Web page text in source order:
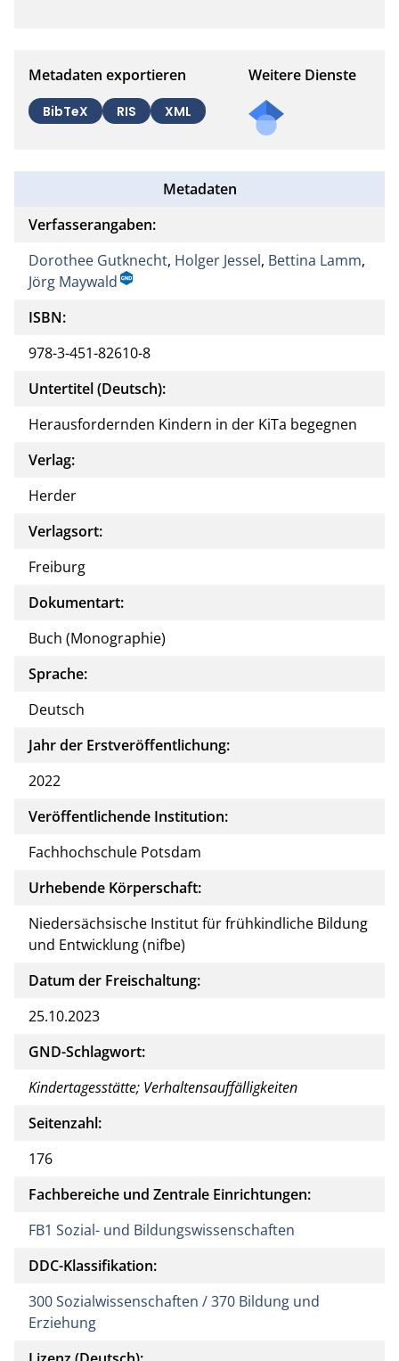
Metadaten exportieren
BibTeX RIS XML
Weitere Dienste
Metadaten
Verfasserangaben:
Dorothee Gutknecht, Holger Jessel, Bettina Lamm,
Jörg Maywald
ISBN:
978-3-451-82610-8
Untertitel (Deutsch):
Herausfordernden Kindern in der KiTa begegnen
Verlag:
Herder
Verlagsort:
Freiburg
Dokumentart:
Buch (Monographie)
Sprache:
Deutsch
Jahr der Erstveröffentlichung:
2022
Veröffentlichende Institution:
Fachhochschule Potsdam
Urhebende Körperschaft:
Niedersächsische Institut für frühkindliche Bildung
und Entwicklung (nifbe)
Datum der Freischaltung:
25.10.2023
GND-Schlagwort:
Kindertagesstätte; Verhaltensauffälligkeiten
Seitenzahl:
176
Fachbereiche und Zentrale Einrichtungen:
FB1 Sozial- und Bildungswissenschaften
DDC-Klassifikation:
300 Sozialwissenschaften / 370 Bildung und
Erziehung